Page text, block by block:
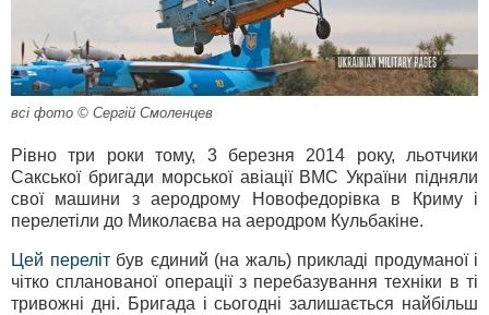
всі фото © Сергій Смоленцев
Рівно три роки тому, 3 березня 2014 року, льотчики
Сакської бригади морської авіації ВМС України підняли
свої машини з аеродрому Новофедорівка в Криму і
перелетіли до Миколаєва на аеродром Кульбакіне.
Цей перелітбув єдиний (на жаль) прикладі продуманої і
чітко спланованої операції з перебазування техніки в ті
тривожні дні. Бригада і сьогодні залишається найбільш